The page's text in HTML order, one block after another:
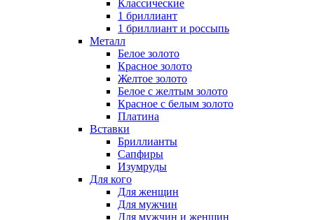
Классические
1 бриллиант
1 бриллиант и россыпь
Металл
Белое золото
Красное золото
Желтое золото
Белое с желтым золото
Красное с белым золото
Платина
Вставки
Бриллианты
Сапфиры
Изумруды
Для кого
Для женщин
Для мужчин
Для мужчин и женщин